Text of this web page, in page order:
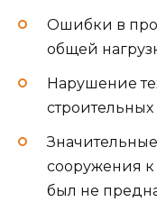
Ошибки в
общей
Нарушение
строительных
сооружения
был не